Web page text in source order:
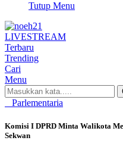
Tutup Menu
LIVESTREAM
Terbaru
Trending
Cari
Menu
Parlementaria
Komisi I DPRD Minta Walikota
Sekwan